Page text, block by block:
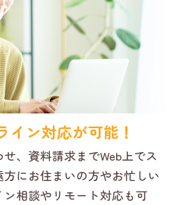
イン対応が可能！
、資料請求までWeb上でス
にお住まいの方やお忙しい
相談やリモート対応も可